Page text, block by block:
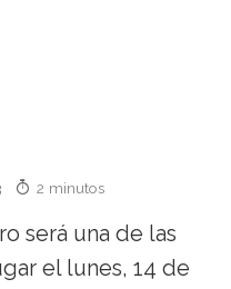
2 minutos
será una de las
el lunes, 14 de